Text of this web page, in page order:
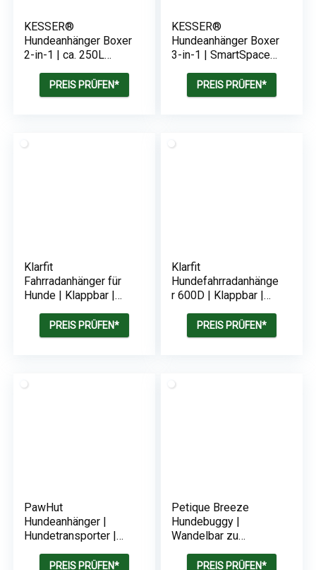
KESSER®
Hundeanhänger Boxer
2-in-1 | ca. 250L
und Tasche | 600D
Oxford Canvas | 45kg
PREIS PRÜFEN*
KESSER®
Hundeanhänger Boxer
3-in-1 | SmartSpace
PREIS PRÜFEN*
Klarfit
Fahrradanhänger für
Hunde | Klappbar |
Leine | bis 40kg
PREIS PRÜFEN*
Klarfit
Hundefahrradanhänge
r 600D | Klappbar |
Warnflagge &
Sicherheitsleine | bis
PREIS PRÜFEN*
PawHut
Hundeanhänger |
Hundetransporter |
PREIS PRÜFEN*
Petique Breeze
Hundebuggy |
Wandelbar zu
PREIS PRÜFEN*